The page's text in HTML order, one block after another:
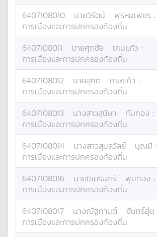
6407108010 นายวิรัตน์ พรหมเพชร :
การเมืองและการปกครองท้องถิ่น
6407108011 นายศุภชัย เกษแก้ว :
การเมืองและการปกครองท้องถิ่น
6407108012 นายสุกิต เกษแก้ว :
การเมืองและการปกครองท้องถิ่น
6407108013 นางสาวสุนิษา ทับทอง :
การเมืองและการปกครองท้องถิ่น
6407108014 นางสาวสุมลวัลย์ บุญมี :
การเมืองและการปกครองท้องถิ่น
6407108016 นายไชยรินทร์ พุ่มทอง :
การเมืองและการปกครองท้องถิ่น
6407108017 นางณัฐกานต์ จันทร์อุ่น
การเมืองและการปกครองท้องถิ่น